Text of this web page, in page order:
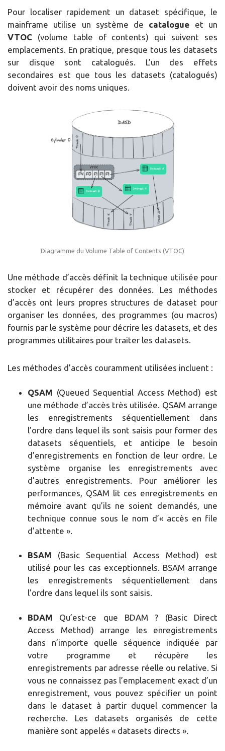
Pour localiser rapidement un dataset spécifique, le
mainframe utilise un système de catalogue et un
VTOC (volume table of contents) qui suivent ses
emplacements. En pratique, presque tous les datasets
sur disque sont catalogués. L’un des effets
secondaires est que tous les datasets (catalogués)
doivent avoir des noms uniques.
Diagramme du Volume Table of Contents (VTOC)
Une méthode d’accès définit la technique utilisée pour
stocker et récupérer des données. Les méthodes
d’accès ont leurs propres structures de dataset pour
organiser les données, des programmes (ou macros)
fournis par le système pour décrire les datasets, et des
programmes utilitaires pour traiter les datasets.
Les méthodes d’accès couramment utilisées incluent :
QSAM (Queued Sequential Access Method) est
une méthode d’accès très utilisée. QSAM arrange
les enregistrements séquentiellement dans
l’ordre dans lequel ils sont saisis pour former des
datasets séquentiels, et anticipe le besoin
d’enregistrements en fonction de leur ordre. Le
système organise les enregistrements avec
d’autres enregistrements. Pour améliorer les
performances, QSAM lit ces enregistrements en
mémoire avant qu’ils ne soient demandés, une
technique connue sous le nom d’« accès en file
d’attente ».
BSAM (Basic Sequential Access Method) est
utilisé pour les cas exceptionnels. BSAM arrange
les enregistrements séquentiellement dans
l’ordre dans lequel ils sont saisis.
BDAM Qu’est-ce que BDAM ? (Basic Direct
Access Method) arrange les enregistrements
dans n’importe quelle séquence indiquée par
votre programme et récupère les
enregistrements par adresse réelle ou relative. Si
vous ne connaissez pas l’emplacement exact d’un
enregistrement, vous pouvez spécifier un point
dans le dataset à partir duquel commencer la
recherche. Les datasets organisés de cette
manière sont appelés « datasets directs ».